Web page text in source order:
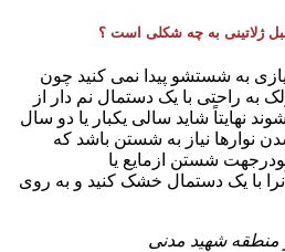
ژلاتینی به چه شکلی است ؟
به شستشو پیدا نمی کنید چون
به راحتی با یک دستمال نم دار از
نهایتاً شاید سالی یکبار یا دو سال
نوارها نیاز به شستن باشد که
شستن ازمایع یا
با یک دستمال خشک کنید و به روی
منطقه شهید مدنی